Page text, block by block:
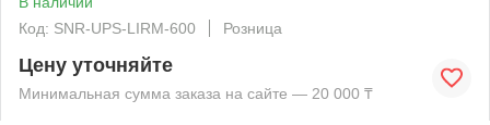
Код: SNR-UPS-LIRM-600
Розница
Цену уточняйте
Минимальная сумма заказа на сайте — 20 000 ₸